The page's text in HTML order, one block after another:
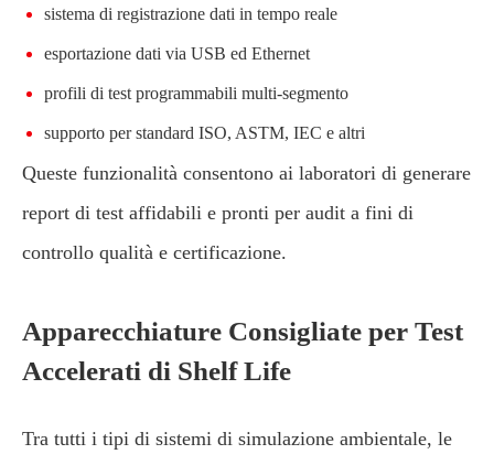
sistema di registrazione dati in tempo reale
esportazione dati via USB ed Ethernet
profili di test programmabili multi-segmento
supporto per standard ISO, ASTM, IEC e altri
Queste funzionalità consentono ai laboratori di generare
report di test affidabili e pronti per audit a fini di
controllo qualità e certificazione.
Apparecchiature Consigliate per Test
Accelerati di Shelf Life
Tra tutti i tipi di sistemi di simulazione ambientale, le